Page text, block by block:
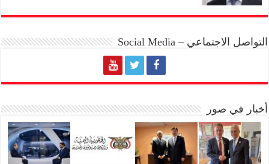
التواصل الاجتماعي – Social Media
أخبار في صور